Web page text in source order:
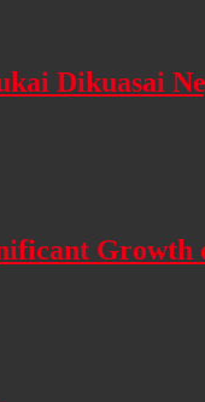
Dikuasai
Growth